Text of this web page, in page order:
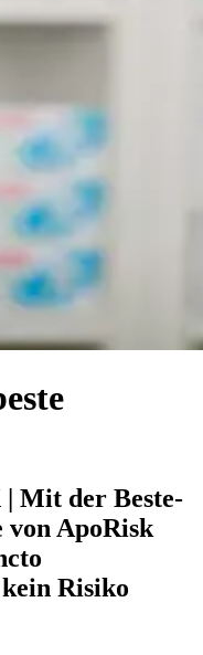
Mit der Beste-
ApoRisk
Risiko